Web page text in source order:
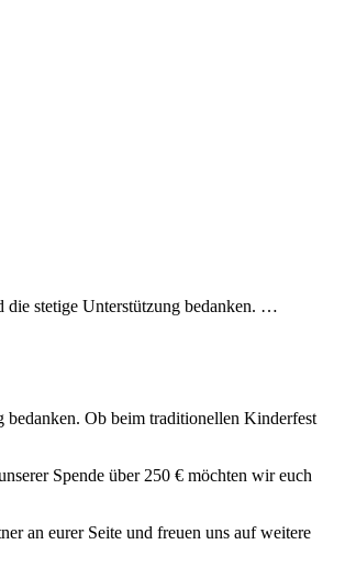
die stetige Unterstützung bedanken. …
bedanken. Ob beim traditionellen Kinderfest
Spende über 250 € möchten wir euch
an eurer Seite und freuen uns auf weitere